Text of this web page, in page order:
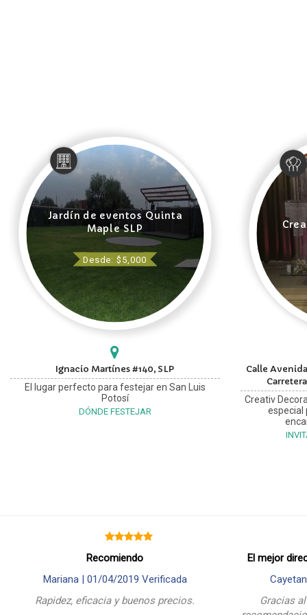
Jardín de eventos Quinta
Maple SLP
Desde: $5,000
Ignacio Martínes #140, SLP
El lugar perfecto para festejar en San Luis
Potosí
DÓNDE FESTEJAR
Calle
Creativ
especial
Recomiendo
Mariana | 01/04/2019 Verificada
Rapidez, eficacia y buenos precios.
El mejor
Gracias